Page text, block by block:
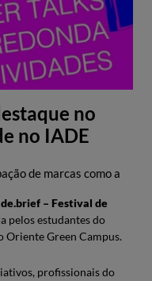
no
no IADE
de marcas como a
de.brief – Festival de
pelos estudantes do
Oriente Green Campus.
profissionais do